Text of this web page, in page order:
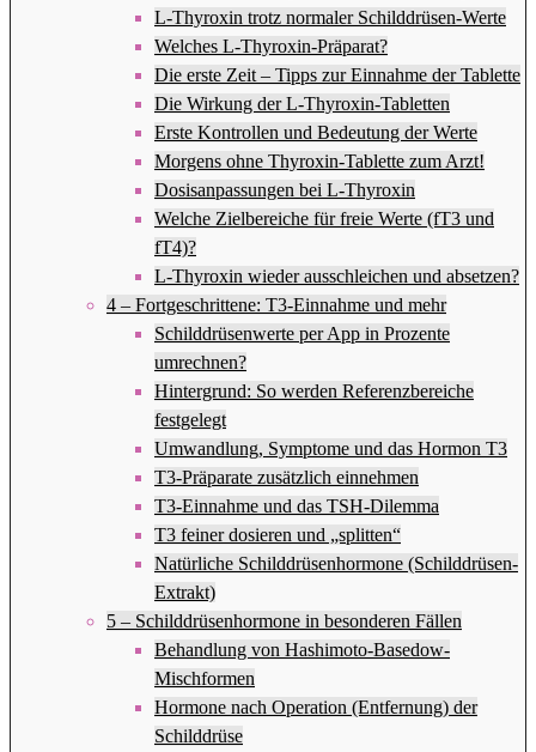
L-Thyroxin trotz normaler Schilddrüsen-Werte
Welches L-Thyroxin-Präparat?
Die erste Zeit – Tipps zur Einnahme der Tablette
Die Wirkung der L-Thyroxin-Tabletten
Erste Kontrollen und Bedeutung der Werte
Morgens ohne Thyroxin-Tablette zum Arzt!
Dosisanpassungen bei L-Thyroxin
Welche Zielbereiche für freie Werte (fT3 und
fT4)?
L-Thyroxin wieder ausschleichen und absetzen?
4 – Fortgeschrittene: T3-Einnahme und mehr
Schilddrüsenwerte per App in Prozente
umrechnen?
Hintergrund: So werden Referenzbereiche
festgelegt
Umwandlung, Symptome und das Hormon T3
T3-Präparate zusätzlich einnehmen
T3-Einnahme und das TSH-Dilemma
T3 feiner dosieren und „splitten“
Natürliche Schilddrüsenhormone (Schilddrüsen-
Extrakt)
5 – Schilddrüsenhormone in besonderen Fällen
Behandlung von Hashimoto-Basedow-
Mischformen
Hormone nach Operation (Entfernung) der
Schilddrüse